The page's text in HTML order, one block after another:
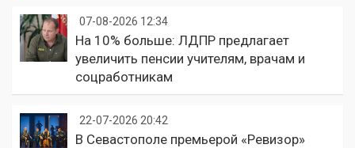
07-08-2026 12:34
На 10% больше: ЛДПР предлагает
увеличить пенсии учителям, врачам и
соцработникам
22-07-2026 20:42
В Севастополе премьерой «Ревизор»